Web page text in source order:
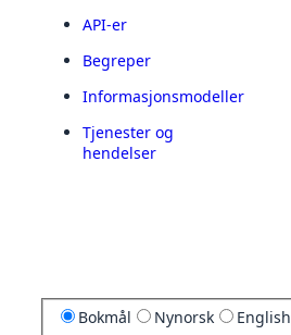
API-er
Begreper
Informasjonsmodeller
Tjenester og
hendelser
Bokmål Nynorsk English